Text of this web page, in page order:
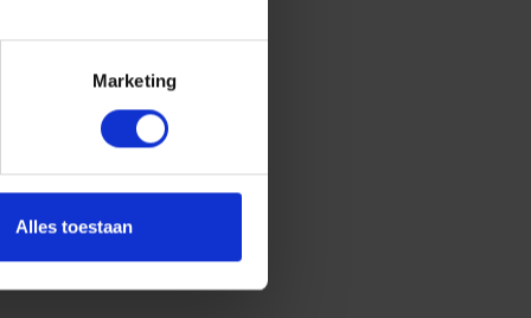
Marketing
Alles toestaan